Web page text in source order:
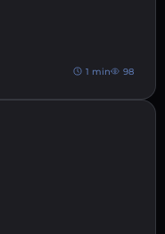
1 min 98